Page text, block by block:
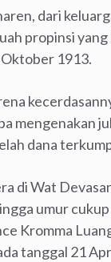
dari
propinsi
1913.
mengenakan
dana
di Wat
umur
Kromma
tanggal 21